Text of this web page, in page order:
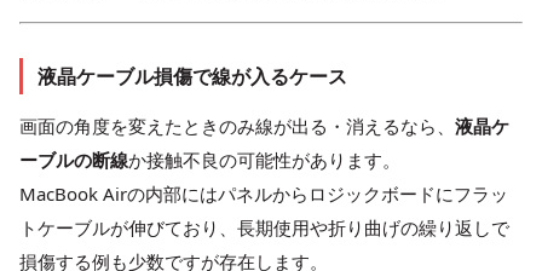
液晶ケーブル損傷で線が入るケース
画面の角度を変えたときのみ線が出る・消えるなら、 液晶ケ
ーブルの断線か接触不良の可能性があります。
MacBook Airの内部にはパネルからロジックボードにフラッ
トケーブルが伸びており、長期使用や折り曲げの繰り返しで
損傷する例も少数ですが存在します。